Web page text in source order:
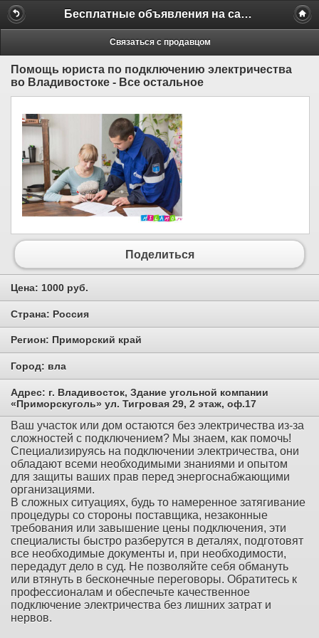
Бесплатные объявления на сайте MILAMO.ru
Связаться с продавцом
Помощь юриста по подключению электричества
во Владивостоке - Все остальное
Поделиться
Цена: 1000 руб.
Страна: Россия
Регион: Приморский край
Город: вла
Адрес: г. Владивосток, Здание угольной компании
«Приморскуголь» ул. Тигровая 29, 2 этаж, оф.17
Ваш участок или дом остаются без электричества из-за
сложностей с подключением? Мы знаем, как помочь!
Специализируясь на подключении электричества, они
обладают всеми необходимыми знаниями и опытом
для защиты ваших прав перед энергоснабжающими
организациями.
В сложных ситуациях, будь то намеренное затягивание
процедуры со стороны поставщика, незаконные
требования или завышение цены подключения, эти
специалисты быстро разберутся в деталях, подготовят
все необходимые документы и, при необходимости,
передадут дело в суд. Не позволяйте себя обмануть
или втянуть в бесконечные переговоры. Обратитесь к
профессионалам и обеспечьте качественное
подключение электричества без лишних затрат и
нервов.